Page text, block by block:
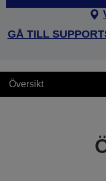
GÅ TILL
Översikt